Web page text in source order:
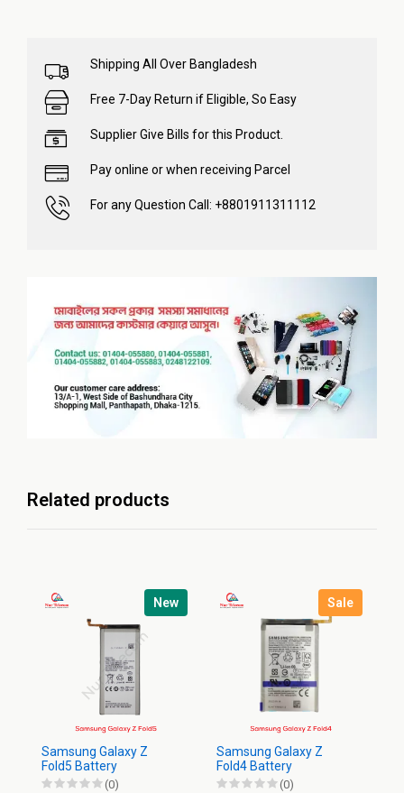
Shipping All Over Bangladesh
Free 7-Day Return if Eligible, So Easy
Supplier Give Bills for this Product.
Pay online or when receiving Parcel
For any Question Call: +8801911311112
Related products
New
Samsung Galaxy Z
Fold5 Battery
(0)
Sale
Samsung Galaxy Z
Fold4 Battery
(0)